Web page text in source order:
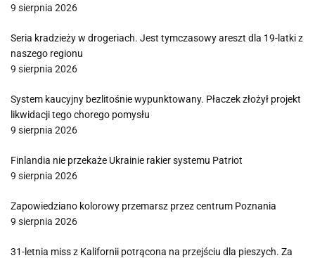
9 sierpnia 2026
Seria kradzieży w drogeriach. Jest tymczasowy areszt dla 19-latki z
naszego regionu
9 sierpnia 2026
System kaucyjny bezlitośnie wypunktowany. Płaczek złożył projekt
likwidacji tego chorego pomysłu
9 sierpnia 2026
Finlandia nie przekaże Ukrainie rakier systemu Patriot
9 sierpnia 2026
Zapowiedziano kolorowy przemarsz przez centrum Poznania
9 sierpnia 2026
31-letnia miss z Kalifornii potrącona na przejściu dla pieszych. Za